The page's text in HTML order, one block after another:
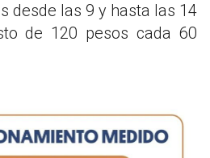
desde las 9 y hasta las 14
de 120 pesos cada 60